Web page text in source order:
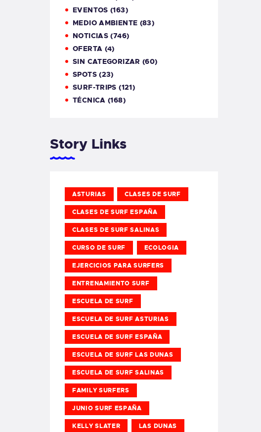
EVENTOS (163)
MEDIO AMBIENTE (83)
NOTICIAS (746)
OFERTA (4)
SIN CATEGORIZAR (60)
SPOTS(23)
SURF-TRIPS (121)
TÉCNICA (168)
Story Links
ASTURIAS CLASES DE SURF
CLASES DE SURF ESPAÑA
CLASES DE SURF SALINAS
CURSO DE SURF ECOLOGIA
EJERCICIOS PARA SURFERS
ENTRENAMIENTO SURF
ESCUELA DE SURF
ESCUELA DE SURF ASTURIAS
ESCUELA DE SURF ESPAÑA
ESCUELA DE SURF LAS DUNAS
ESCUELA DE SURF SALINAS
FAMILY SURFERS
JUNIO SURF ESPAÑA
KELLY SLATER LAS DUNAS